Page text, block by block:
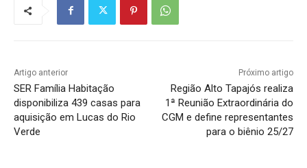
Artigo anterior
SER Família Habitação
disponibiliza 439 casas para
aquisição em Lucas do Rio
Verde
Próximo artigo
Região Alto Tapajós realiza
1ª Reunião Extraordinária do
CGM e define representantes
para o biênio 25/27